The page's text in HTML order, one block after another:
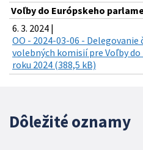
Voľby do Európskeho
6. 3. 2024 |
OO - 2024-03-06 -
volebných komisií pre Voľby
roku 2024 (388,5 kB)
Dôležité oznamy